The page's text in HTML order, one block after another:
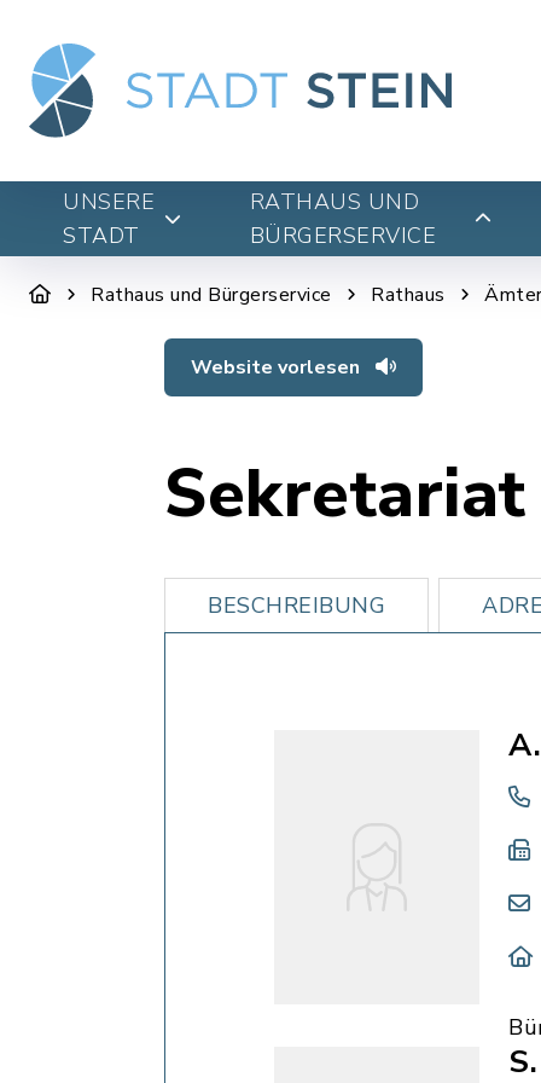
UNSERE
STADT
RATHAUS UND
BÜRGERSERVICE
Rathaus und Bürgerservice Rathaus
Website vorlesen
Sekretariat
BESCHREIBUNG